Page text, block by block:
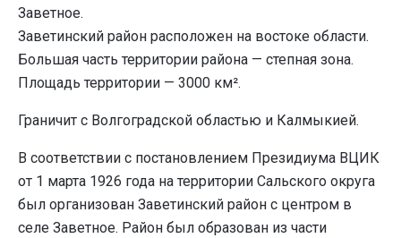
Заветное.
Заветинский район расположен на востоке области.
Большая часть территории района — степная зона.
Площадь территории — 3000 км².
Граничит с Волгоградской областью и Калмыкией.
В соответствии с постановлением Президиума ВЦИК
от 1 марта 1926 года на территории Сальского округа
был организован Заветинский район с центром в
селе Заветное. Район был образован из части